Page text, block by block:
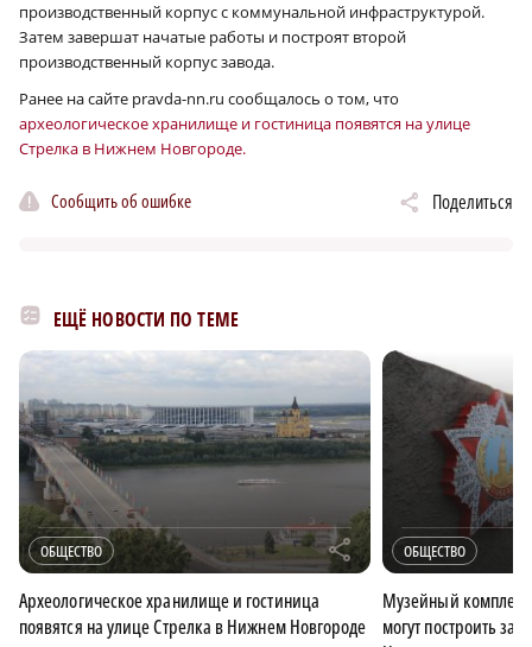
производственный корпус с коммунальной инфраструктурой.
Затем завершат начатые работы и построят второй
производственный корпус завода.
Ранее на сайте pravda-nn.ru сообщалось о том, что
археологическое хранилище и гостиница появятся на улице
Стрелка в Нижнем Новгороде.
Сообщить об ошибке Поделиться
ЕЩЁ НОВОСТИ ПО ТЕМЕ
ОБЩЕСТВО r
Археологическое хранилище и гостиница
появятся на улице Стрелка в Нижнем Новгороде
ОБЩЕСТВО
Музейный
могут построить